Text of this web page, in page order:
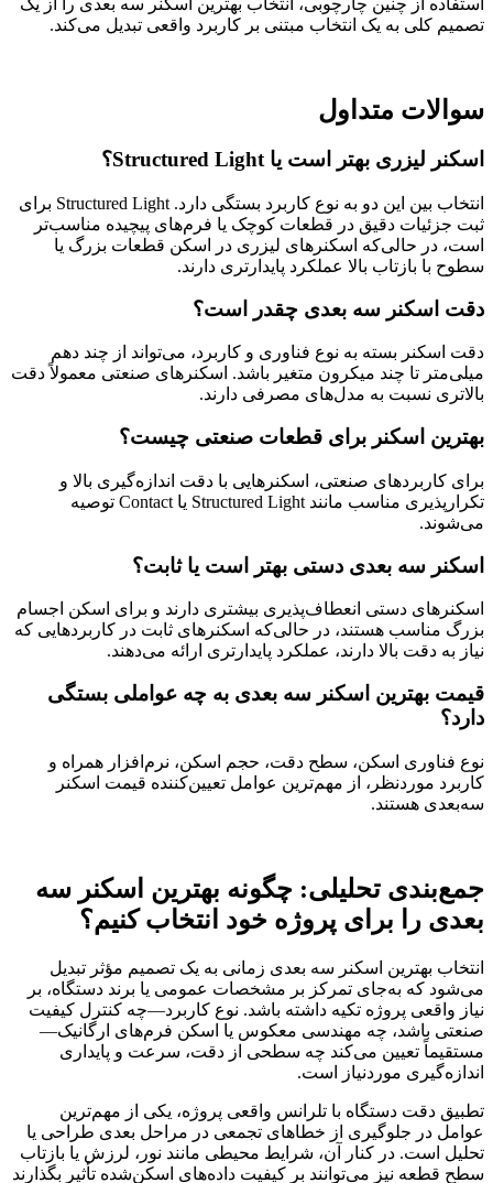
استفاده از چنین چارچوبی، انتخاب بهترین اسکنر سه بعدی را از یک
تصمیم کلی به یک انتخاب مبتنی بر کاربرد واقعی تبدیل می‌کند.
سوالات متداول
اسکنر لیزری بهتر است یا Structured Light؟
انتخاب بین این دو به نوع کاربرد بستگی دارد. Structured Light برای
ثبت جزئیات دقیق در قطعات کوچک یا فرم‌های پیچیده مناسب‌تر
است، در حالی‌که اسکنرهای لیزری در اسکن قطعات بزرگ یا
سطوح با بازتاب بالا عملکرد پایدارتری دارند.
دقت اسکنر سه بعدی چقدر است؟
دقت اسکنر بسته به نوع فناوری و کاربرد، می‌تواند از چند دهم
میلی‌متر تا چند میکرون متغیر باشد. اسکنرهای صنعتی معمولاً دقت
بالاتری نسبت به مدل‌های مصرفی دارند.
بهترین اسکنر برای قطعات صنعتی چیست؟
برای کاربردهای صنعتی، اسکنرهایی با دقت اندازه‌گیری بالا و
تکرارپذیری مناسب مانند Structured Light یا Contact توصیه
می‌شوند.
اسکنر سه بعدی دستی بهتر است یا ثابت؟
اسکنرهای دستی انعطاف‌پذیری بیشتری دارند و برای اسکن اجسام
بزرگ مناسب هستند، در حالی‌که اسکنرهای ثابت در کاربردهایی که
نیاز به دقت بالا دارند، عملکرد پایدارتری ارائه می‌دهند.
قیمت بهترین اسکنر سه بعدی به چه عواملی بستگی
دارد؟
نوع فناوری اسکن، سطح دقت، حجم اسکن، نرم‌افزار همراه و
کاربرد موردنظر، از مهم‌ترین عوامل تعیین‌کننده قیمت اسکنر
سه‌بعدی هستند.
جمع‌بندی تحلیلی: چگونه بهترین اسکنر سه
بعدی را برای پروژه خود انتخاب کنیم؟
انتخاب بهترین اسکنر سه بعدی زمانی به یک تصمیم مؤثر تبدیل
می‌شود که به‌جای تمرکز بر مشخصات عمومی یا برند دستگاه، بر
نیاز واقعی پروژه تکیه داشته باشد. نوع کاربرد—چه کنترل کیفیت
صنعتی باشد، چه مهندسی معکوس یا اسکن فرم‌های ارگانیک—
مستقیماً تعیین می‌کند چه سطحی از دقت، سرعت و پایداری
اندازه‌گیری موردنیاز است.
تطبیق دقت دستگاه با تلرانس واقعی پروژه، یکی از مهم‌ترین
عوامل در جلوگیری از خطاهای تجمعی در مراحل بعدی طراحی یا
تحلیل است. در کنار آن، شرایط محیطی مانند نور، لرزش یا بازتاب
سطح قطعه نیز می‌توانند بر کیفیت داده‌های اسکن‌شده تأثیر بگذارند